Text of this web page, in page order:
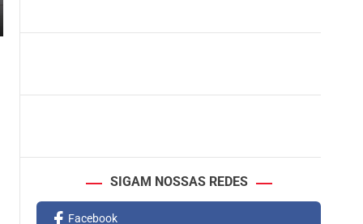
SIGAM NOSSAS REDES
Facebook